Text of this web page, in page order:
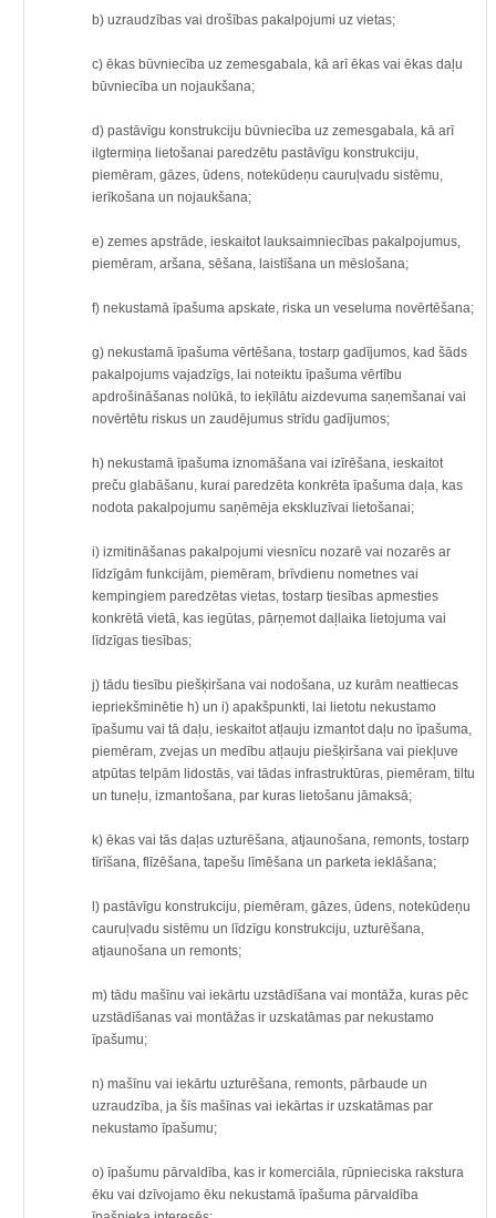
b) uzraudzības vai drošības pakalpojumi uz vietas;
c) ēkas būvniecība uz zemesgabala, kā arī ēkas vai ēkas daļu
būvniecība un nojaukšana;
d) pastāvīgu konstrukciju būvniecība uz zemesgabala, kā arī
ilgtermiņa lietošanai paredzētu pastāvīgu konstrukciju,
piemēram, gāzes, ūdens, notekūdeņu cauruļvadu sistēmu,
ierīkošana un nojaukšana;
e) zemes apstrāde, ieskaitot lauksaimniecības pakalpojumus,
piemēram, aršana, sēšana, laistīšana un mēslošana;
f) nekustamā īpašuma apskate, riska un veseluma novērtēšana;
g) nekustamā īpašuma vērtēšana, tostarp gadījumos, kad šāds
pakalpojums vajadzīgs, lai noteiktu īpašuma vērtību
apdrošināšanas nolūkā, to ieķīlātu aizdevuma saņemšanai vai
novērtētu riskus un zaudējumus strīdu gadījumos;
h) nekustamā īpašuma iznomāšana vai izīrēšana, ieskaitot
preču glabāšanu, kurai paredzēta konkrēta īpašuma daļa, kas
nodota pakalpojumu saņēmēja ekskluzīvai lietošanai;
i) izmitināšanas pakalpojumi viesnīcu nozarē vai nozarēs ar
līdzīgām funkcijām, piemēram, brīvdienu nometnes vai
kempingiem paredzētas vietas, tostarp tiesības apmesties
konkrētā vietā, kas iegūtas, pārņemot daļlaika lietojuma vai
līdzīgas tiesības;
j) tādu tiesību piešķiršana vai nodošana, uz kurām neattiecas
iepriekšminētie h) un i) apakšpunkti, lai lietotu nekustamo
īpašumu vai tā daļu, ieskaitot atļauju izmantot daļu no īpašuma,
piemēram, zvejas un medību atļauju piešķiršana vai piekļuve
atpūtas telpām lidostās, vai tādas infrastruktūras, piemēram, tiltu
un tuneļu, izmantošana, par kuras lietošanu jāmaksā;
k) ēkas vai tās daļas uzturēšana, atjaunošana, remonts, tostarp
tīrīšana, flīzēšana, tapešu līmēšana un parketa ieklāšana;
l) pastāvīgu konstrukciju, piemēram, gāzes, ūdens, notekūdeņu
cauruļvadu sistēmu un līdzīgu konstrukciju, uzturēšana,
atjaunošana un remonts;
m) tādu mašīnu vai iekārtu uzstādīšana vai montāža, kuras pēc
uzstādīšanas vai montāžas ir uzskatāmas par nekustamo
īpašumu;
n) mašīnu vai iekārtu uzturēšana, remonts, pārbaude un
uzraudzība, ja šīs mašīnas vai iekārtas ir uzskatāmas par
nekustamo īpašumu;
o) īpašumu pārvaldība, kas ir komerciāla, rūpnieciska rakstura
ēku vai dzīvojamo ēku nekustamā īpašuma pārvaldība